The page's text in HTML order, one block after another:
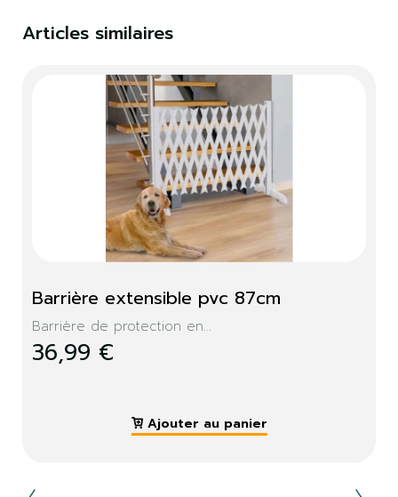
Articles similaires
Barrière extensible pvc 87cm
Barrière de protection en...
36,99 €
Ajouter au panier